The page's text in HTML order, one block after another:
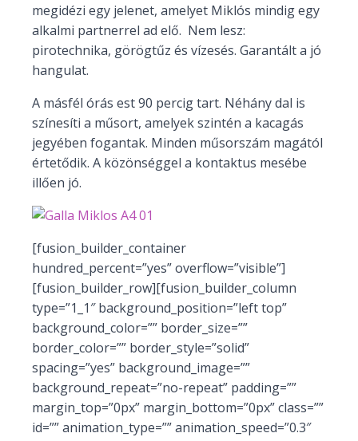
megidézi egy jelenet, amelyet Miklós mindig egy
alkalmi partnerrel ad elő. Nem lesz:
pirotechnika, görögtűz és vízesés. Garantált a jó
hangulat.
A másfél órás est 90 percig tart. Néhány dal is
színesíti a műsort, amelyek szintén a kacagás
jegyében fogantak. Minden műsorszám magától
értetődik. A közönséggel a kontaktus mesébe
illően jó.
[fusion_builder_container
hundred_percent=”yes” overflow=”visible”]
[fusion_builder_row][fusion_builder_column
type=”1_1″ background_position=”left top”
background_color=”” border_size=””
border_color=”” border_style=”solid”
spacing=”yes” background_image=””
background_repeat=”no-repeat” padding=””
margin_top=”0px” margin_bottom=”0px” class=””
id=”” animation_type=”” animation_speed=”0.3″